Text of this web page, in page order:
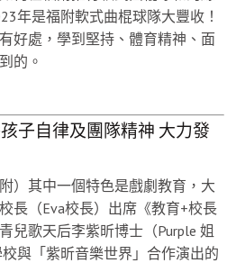
年是福附軟式曲棍球隊大豐收！
好處，學到堅持、體育精神、面
的。
子自律及團隊精神 大力發
）其中一個特色是戲劇教育，大
長（Eva校長）出席《教育+校長
兒歌天后李紫昕博士（Purple 姐
與「紫昕音樂世界」合作演出的